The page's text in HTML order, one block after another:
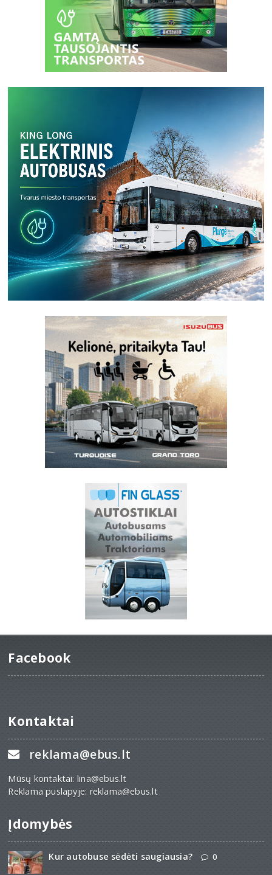
Facebook
Kontaktai
reklama@ebus.lt
Mūsų kontaktai: lina@ebus.lt
Reklama puslapyje: reklama@ebus.lt
Įdomybės
Kur autobuse sėdėti saugiausia? 0